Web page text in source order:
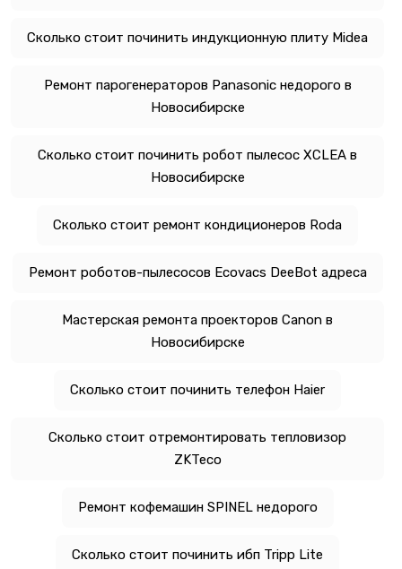
Сколько стоит починить индукционную плиту Midea
Ремонт парогенераторов Panasonic недорого в
Новосибирске
Сколько стоит починить робот пылесос XCLEA в
Новосибирске
Сколько стоит ремонт кондиционеров Roda
Ремонт роботов-пылесосов Ecovacs DeeBot адреса
Мастерская ремонта проекторов Canon в
Новосибирске
Сколько стоит починить телефон Haier
Сколько стоит отремонтировать тепловизор
ZKTeco
Ремонт кофемашин SPINEL недорого
Сколько стоит починить ибп Tripp Lite